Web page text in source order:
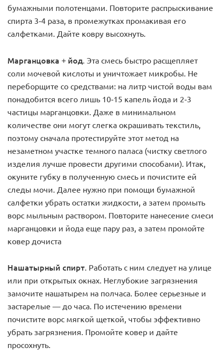
бумажными полотенцами. Повторите распрыскивание
спирта 3-4 раза, в промежутках промакивая его
салфетками. Дайте ковру высохнуть.
Марганцовка + йод . Эта смесь быстро расщепляет
соли мочевой кислоты и уничтожает микробы. Не
переборщите со средствами: на литр чистой воды вам
понадобится всего лишь 10-15 капель йода и 2-3
частицы марганцовки. Даже в минимальном
количестве они могут слегка окрашивать текстиль,
поэтому сначала протестируйте этот метод на
незаметном участке темного паласа (чистку светлого
изделия лучше провести другими способами). Итак,
окуните губку в полученную смесь и почистите ей
следы мочи. Далее нужно при помощи бумажной
салфетки убрать остатки жидкости, а затем промыть
ворс мыльным раствором. Повторите нанесение смеси
марганцовки и йода еще пару раз, а затем промойте
ковер дочиста
Нашатырный спирт. Работать с ним следует на улице
или при открытых окнах. Неглубокие загрязнения
замочите нашатырем на полчаса. Более серьезные и
застарелые — до часа. По истечению времени
почистите ворс мягкой щеткой, чтобы эффективно
убрать загрязнения. Промойте ковер и дайте
просохнуть.